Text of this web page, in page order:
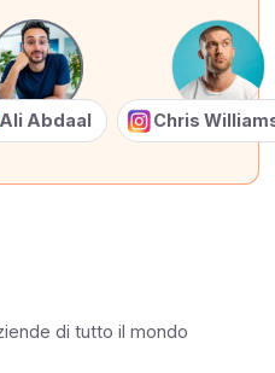
Ali Abdaal Chris
di tutto il mondo